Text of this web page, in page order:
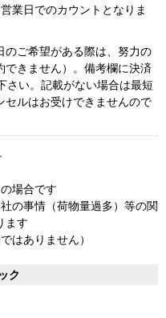
業日でのカウントとなりま
ご希望がある際は、努力の
できません）。備考欄に決済
さい。記載がない場合は最短
セルはお受けできませんので
場合です
の事情（荷物量過多）等の関
ます
はありません）
ク